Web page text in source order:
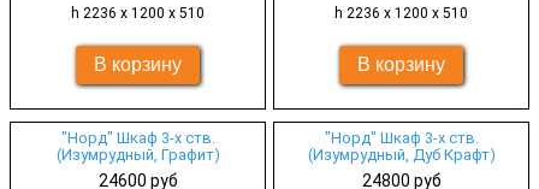
h 2236 х 1200 х 510 h 2236 х 1200 х 510
"Норд" Шкаф 3-х ств.
(Изумрудный, Графит)
24600 руб
"Норд" Шкаф 3-х ств.
(Изумрудный, Дуб Крафт)
24800 руб